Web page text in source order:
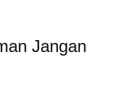
Jangan